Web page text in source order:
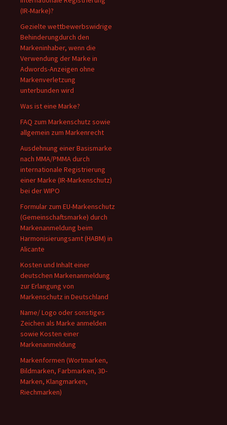
(IR-Marke)?
Gezielte wettbewerbswidrige
Behinderungdurch den
Markeninhaber, wenn die
Verwendung der Marke in
Adwords-Anzeigen ohne
Markenverletzung
unterbunden wird
Was ist eine Marke?
FAQ zum Markenschutz sowie
allgemein zum Markenrecht
Ausdehnung einer Basismarke
nach MMA/PMMA durch
internationale Registrierung
einer Marke (IR-Markenschutz)
bei der WIPO
Formular zum EU-Markenschutz
(Gemeinschaftsmarke) durch
Markenanmeldung beim
Harmonisierungsamt (HABM) in
Alicante
Kosten und Inhalt einer
deutschen Markenanmeldung
zur Erlangung von
Markenschutz in Deutschland
Name/ Logo oder sonstiges
Zeichen als Marke anmelden
sowie Kosten einer
Markenanmeldung
Markenformen (Wortmarken,
Bildmarken, Farbmarken, 3D-
Marken, Klangmarken,
Riechmarken)